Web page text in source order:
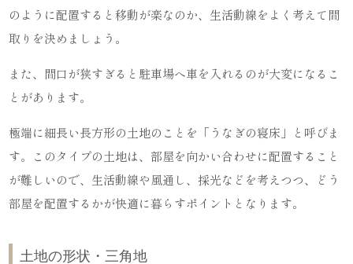
のように配置すると移動が楽なのか、生活動線をよく考えて間
取りを決めましょう。
また、間口が狭すぎると駐車場へ車を入れるのが大変になるこ
とがあります。
極端に細長い長方形の土地のことを「うなぎの寝床」と呼びま
す。このタイプの土地は、部屋を向かい合わせに配置すること
が難しいので、生活動線や風通し、採光などを考えつつ、どう
部屋を配置するかが快適に暮らすポイントとなります。
土地の形状・三角地